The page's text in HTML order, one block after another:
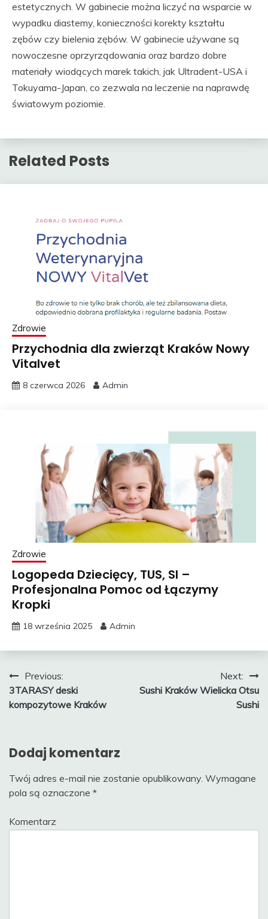
estetycznych. W gabinecie można liczyć na wsparcie w
wypadku diastemy, konieczności korekty kształtu
zębów czy bielenia zębów. W gabinecie używane są
nowoczesne oprzyrządowania oraz bardzo dobre
materiały wiodących marek takich, jak Ultradent-USA i
Tokuyama-Japan, co zezwala na leczenie na naprawdę
światowym poziomie.
Related Posts
Zdrowie
Przychodnia dla zwierząt Kraków Nowy
Vitalvet
8 czerwca 2026 Admin
Zdrowie
Logopeda Dziecięcy, TUS, SI –
Profesjonalna Pomoc od Łączymy
Kropki
18 września 2025 Admin
Nawigacja
wpisu
Previous:
3TARASY deski
kompozytowe Kraków
Next:
Sushi Kraków Wielicka Otsu
Sushi
Dodaj komentarz
Twój adres e-mail nie zostanie opublikowany. Wymagane
pola są oznaczone *
Komentarz